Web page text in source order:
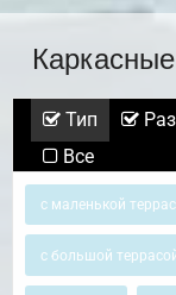
Тип
Все
с маленькой
с большой